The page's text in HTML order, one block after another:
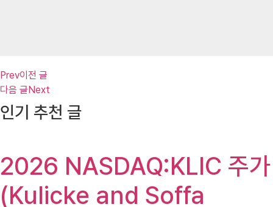
Prev이전 글
다음 글Next
인기 추천 글
2026 NASDAQ:KLIC 주가
(Kulicke and Soffa